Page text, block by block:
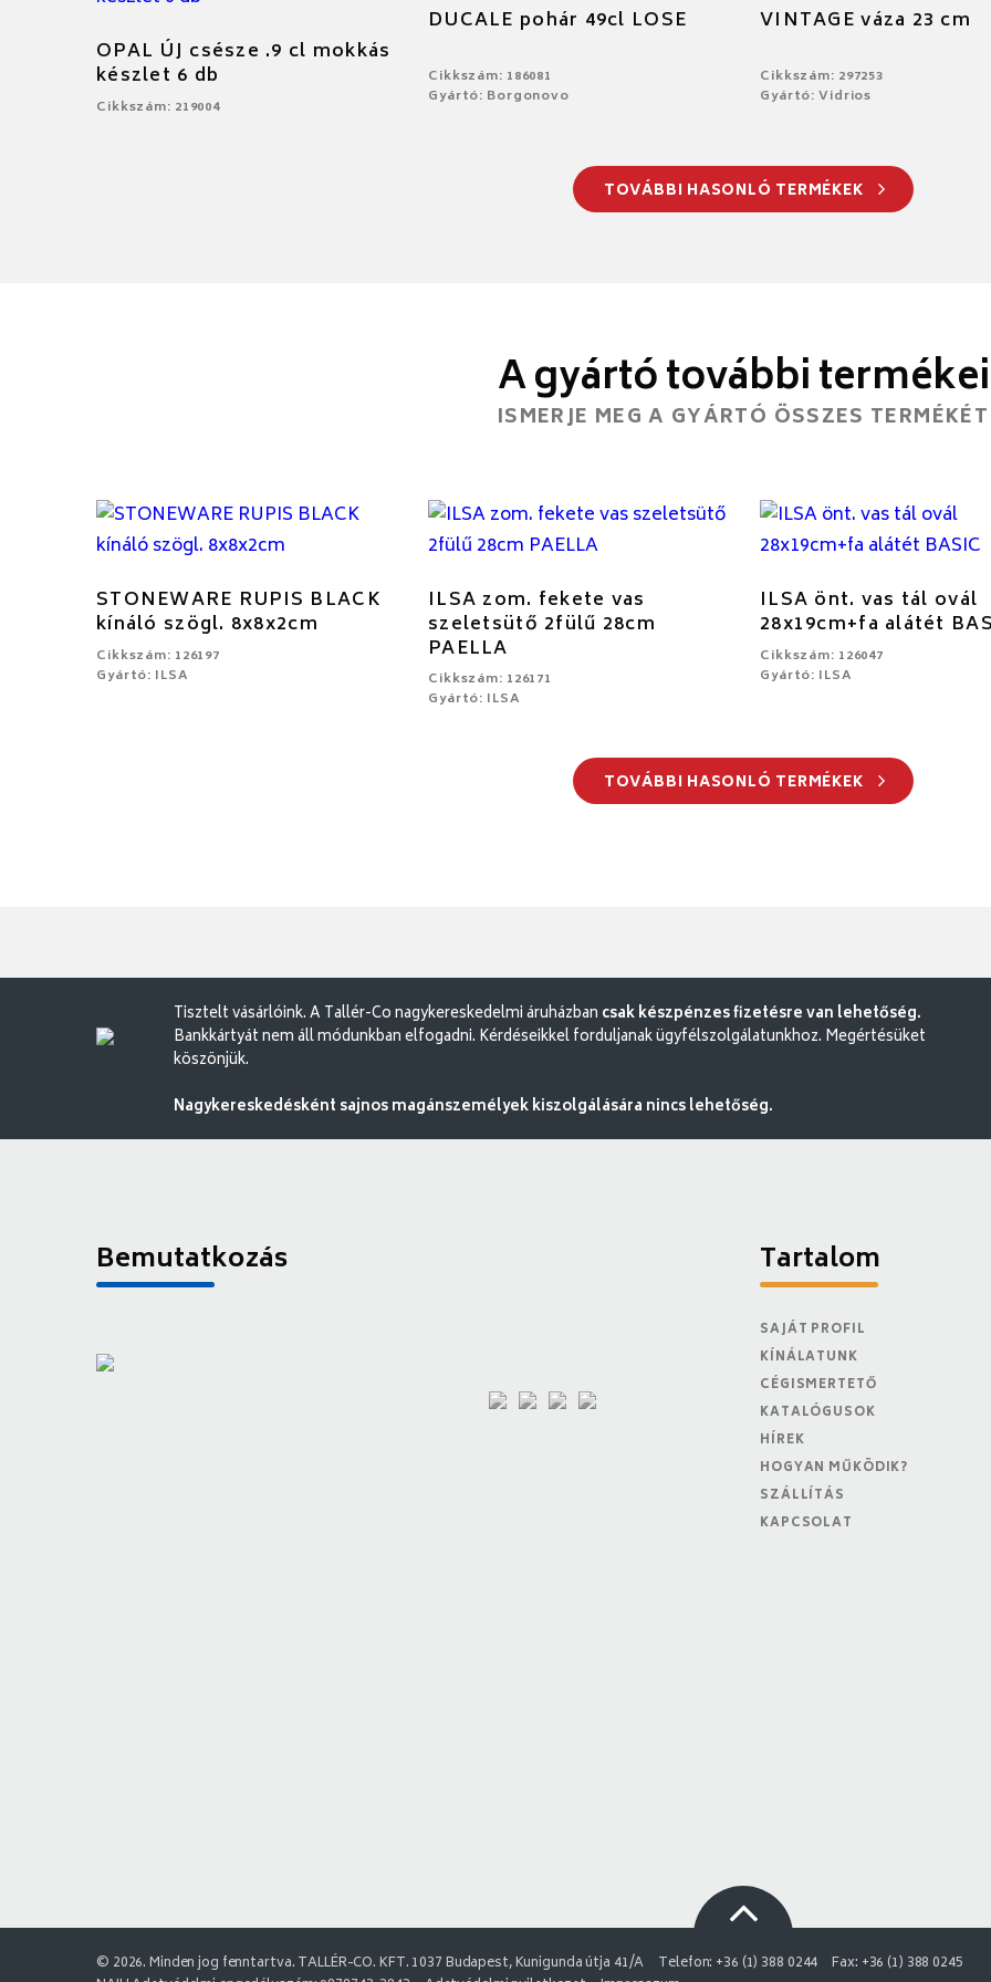
OPAL ÚJ csésze .9 cl mokkás
készlet 6 db
Cikkszám: 219004
DUCALE pohár 49cl LOSE
Cikkszám: 186081
Gyártó: Borgonovo
VINTAGE váza 23 cm
Cikkszám: 297253
Gyártó: Vidrios
TOVÁBBI HASONLÓ TERMÉKEK
A gyártó további termékei
ISMERJE MEG A GYÁRTÓ ÖSSZES TERMÉKÉT
STONEWARE RUPIS BLACK
kínáló szögl. 8x8x2cm
Cikkszám: 126197
Gyártó: ILSA
ILSA zom. fekete vas
szeletsütő 2fülű 28cm
PAELLA
Cikkszám: 126171
Gyártó: ILSA
ILSA önt. vas tál ovál
28x19cm+fa alátét
Cikkszám: 126047
Gyártó: ILSA
TOVÁBBI HASONLÓ TERMÉKEK
Tisztelt vásárlóink. A Tallér-Co nagykereskedelmi áruházban csak készpénzes fizetésre van lehetőség.
Bankkártyát nem áll módunkban elfogadni. Kérdéseikkel forduljanak ügyfélszolgálatunkhoz. Megértésüket
köszönjük.
Nagykereskedésként sajnos magánszemélyek kiszolgálására nincs lehetőség.
Bemutatkozás Tartalom
SAJÁT PROFIL
KÍNÁLATUNK
CÉGISMERTETŐ
KATALÓGUSOK
HÍREK
HOGYAN MŰKÖDIK?
SZÁLLÍTÁS
KAPCSOLAT
© 2026. Minden jog fenntartva. TALLÉR-CO. KFT. 1037 Budapest, Kunigunda útja 41/A Telefon: +36 (1) 388 0244
Fax: +36 (1) 388 0245